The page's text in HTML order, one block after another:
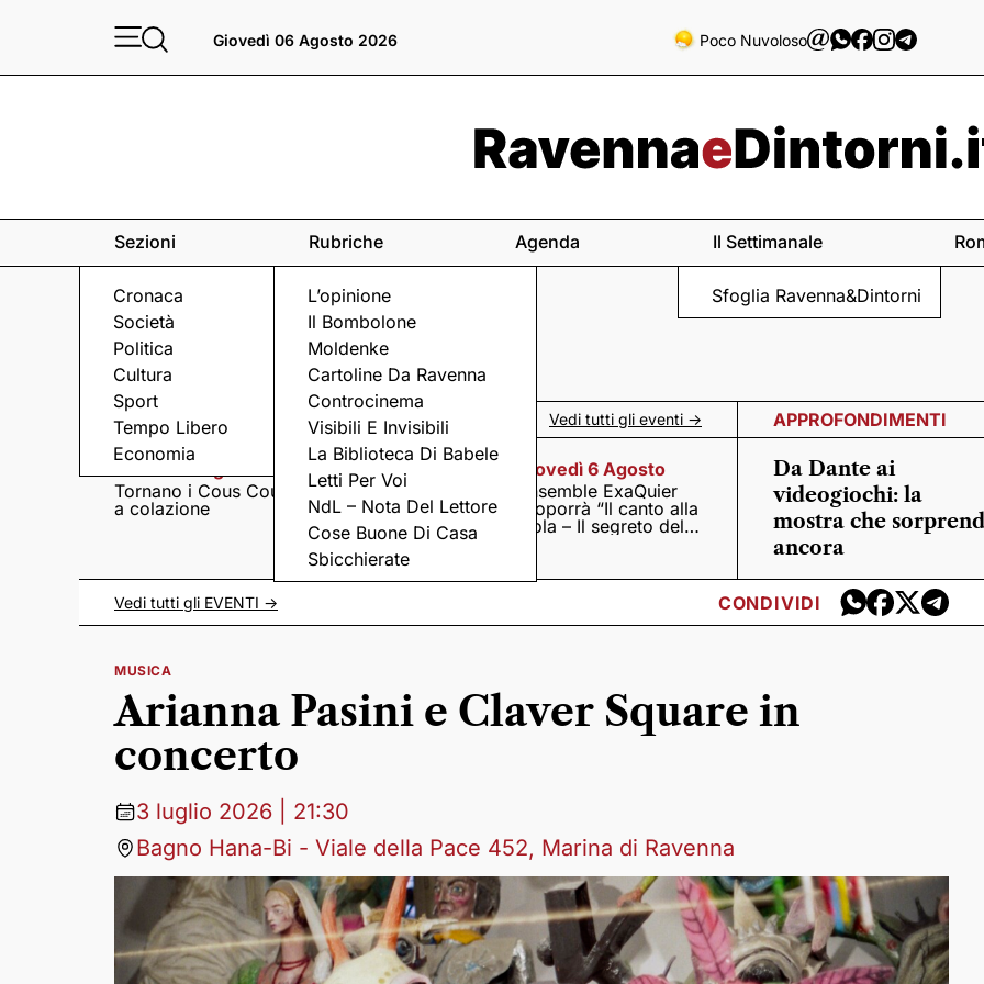
Giovedì 06 Agosto 2026 Poco Nuvoloso
Sezioni
Cronaca
Società
Politica
Cultura
Sport
Tempo Libero
Economia
Rubriche
L’opinione
Il Bombolone
Moldenke
Cartoline Da Ravenna
Controcinema
Visibili E Invisibili
La Biblioteca Di Babele
Letti Per Voi
NdL – Nota Del Lettore
Cose Buone Di Casa
Sbicchierate
Agenda Il Settimanale
Sfoglia Ravenna&Dintorni
Eventi a Ravenna e dintorni Vedi tutti gli eventi ->
Tornano i Cous Cous
a colazione
Giovedì 6 Agosto
Visita serale nella
Pieve romanica di
San Pietro in Sylvis
Giovedì 6 Agosto
Ensemble ExaQuier
proporrà “Il canto alla
viola – Il segreto del
APPROFONDIMENTI
Da Dante ai
videogiochi: la
mostra che
ancora
Vedi tutti gli EVENTI -> CONDIVIDI
MUSICA
Arianna Pasini e Claver Square in
concerto
3 luglio 2026 | 21:30
Bagno Hana-Bi - Viale della Pace 452, Marina di Ravenna